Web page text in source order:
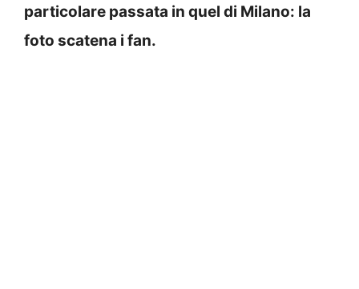
particolare passata in quel di Milano: la
foto scatena i fan.